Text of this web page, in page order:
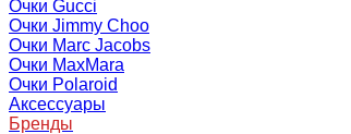
Очки Gucci
Очки Jimmy Choo
Очки Marc Jacobs
Очки MaxMara
Очки Polaroid
Аксессуары
Бренды